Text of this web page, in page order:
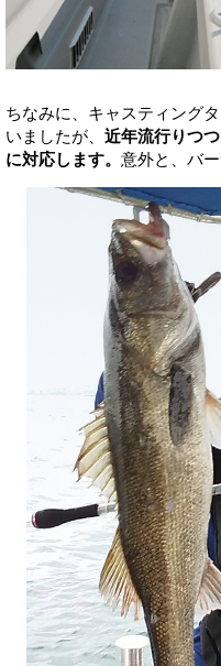
ちなみに、キャスティング
いましたが、 近年流行りつ
に対応します。 意外と、バ